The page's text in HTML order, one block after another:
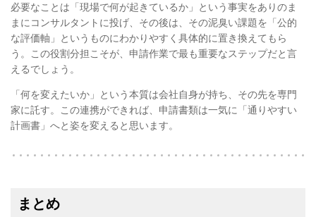
必要なことは「現場で何が起きているか」という事実をありのま
まにコンサルタントに投げ、その後は、その泥臭い課題を「公的
な評価軸」というものにわかりやすく具体的に置き換えてもら
う。この役割分担こそが、申請作業で最も重要なステップだと言
えるでしょう。
「何を変えたいか」という本質は会社自身が持ち、その先を専門
家に託す。この連携ができれば、申請書類は一気に「通りやすい
計画書」へと姿を変えると思います。
まとめ